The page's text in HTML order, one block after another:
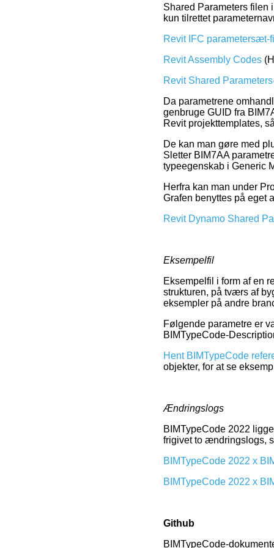
Shared Parameters filen
kun tilrettet
Revit IFC parametersæt-
Revit Assembly Codes
Revit Shared
Da parametrene
genbruge GUID fra
Revit projekttemplates,
De kan man gøre med
Sletter BIM7AA
typeegenskab i Generic
Herfra kan man under
Grafen benyttes på eget
Revit Dynamo Shared
Eksempelfil
Eksempelfil i form af en
strukturen, på tværs af
eksempler på andre
Følgende parametre er
BIMTypeCode-
Hent BIMTypeCode
objekter, for at se
Ændringslogs
BIMTypeCode 2022
frigivet to ændringslogs,
BIMTypeCode 2022 x
BIMTypeCode 2022 x
Github
BIMTypeCode-